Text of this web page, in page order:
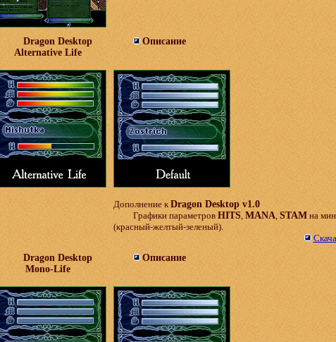
Dragon Desktop
Alternative Life
Описание
Дополнение кDragon Desktop v1.0
Графики параметров HITS, MANA, STAM на
(красный-желтый-зеленый).
Dragon Desktop
Mono-Life
Описание